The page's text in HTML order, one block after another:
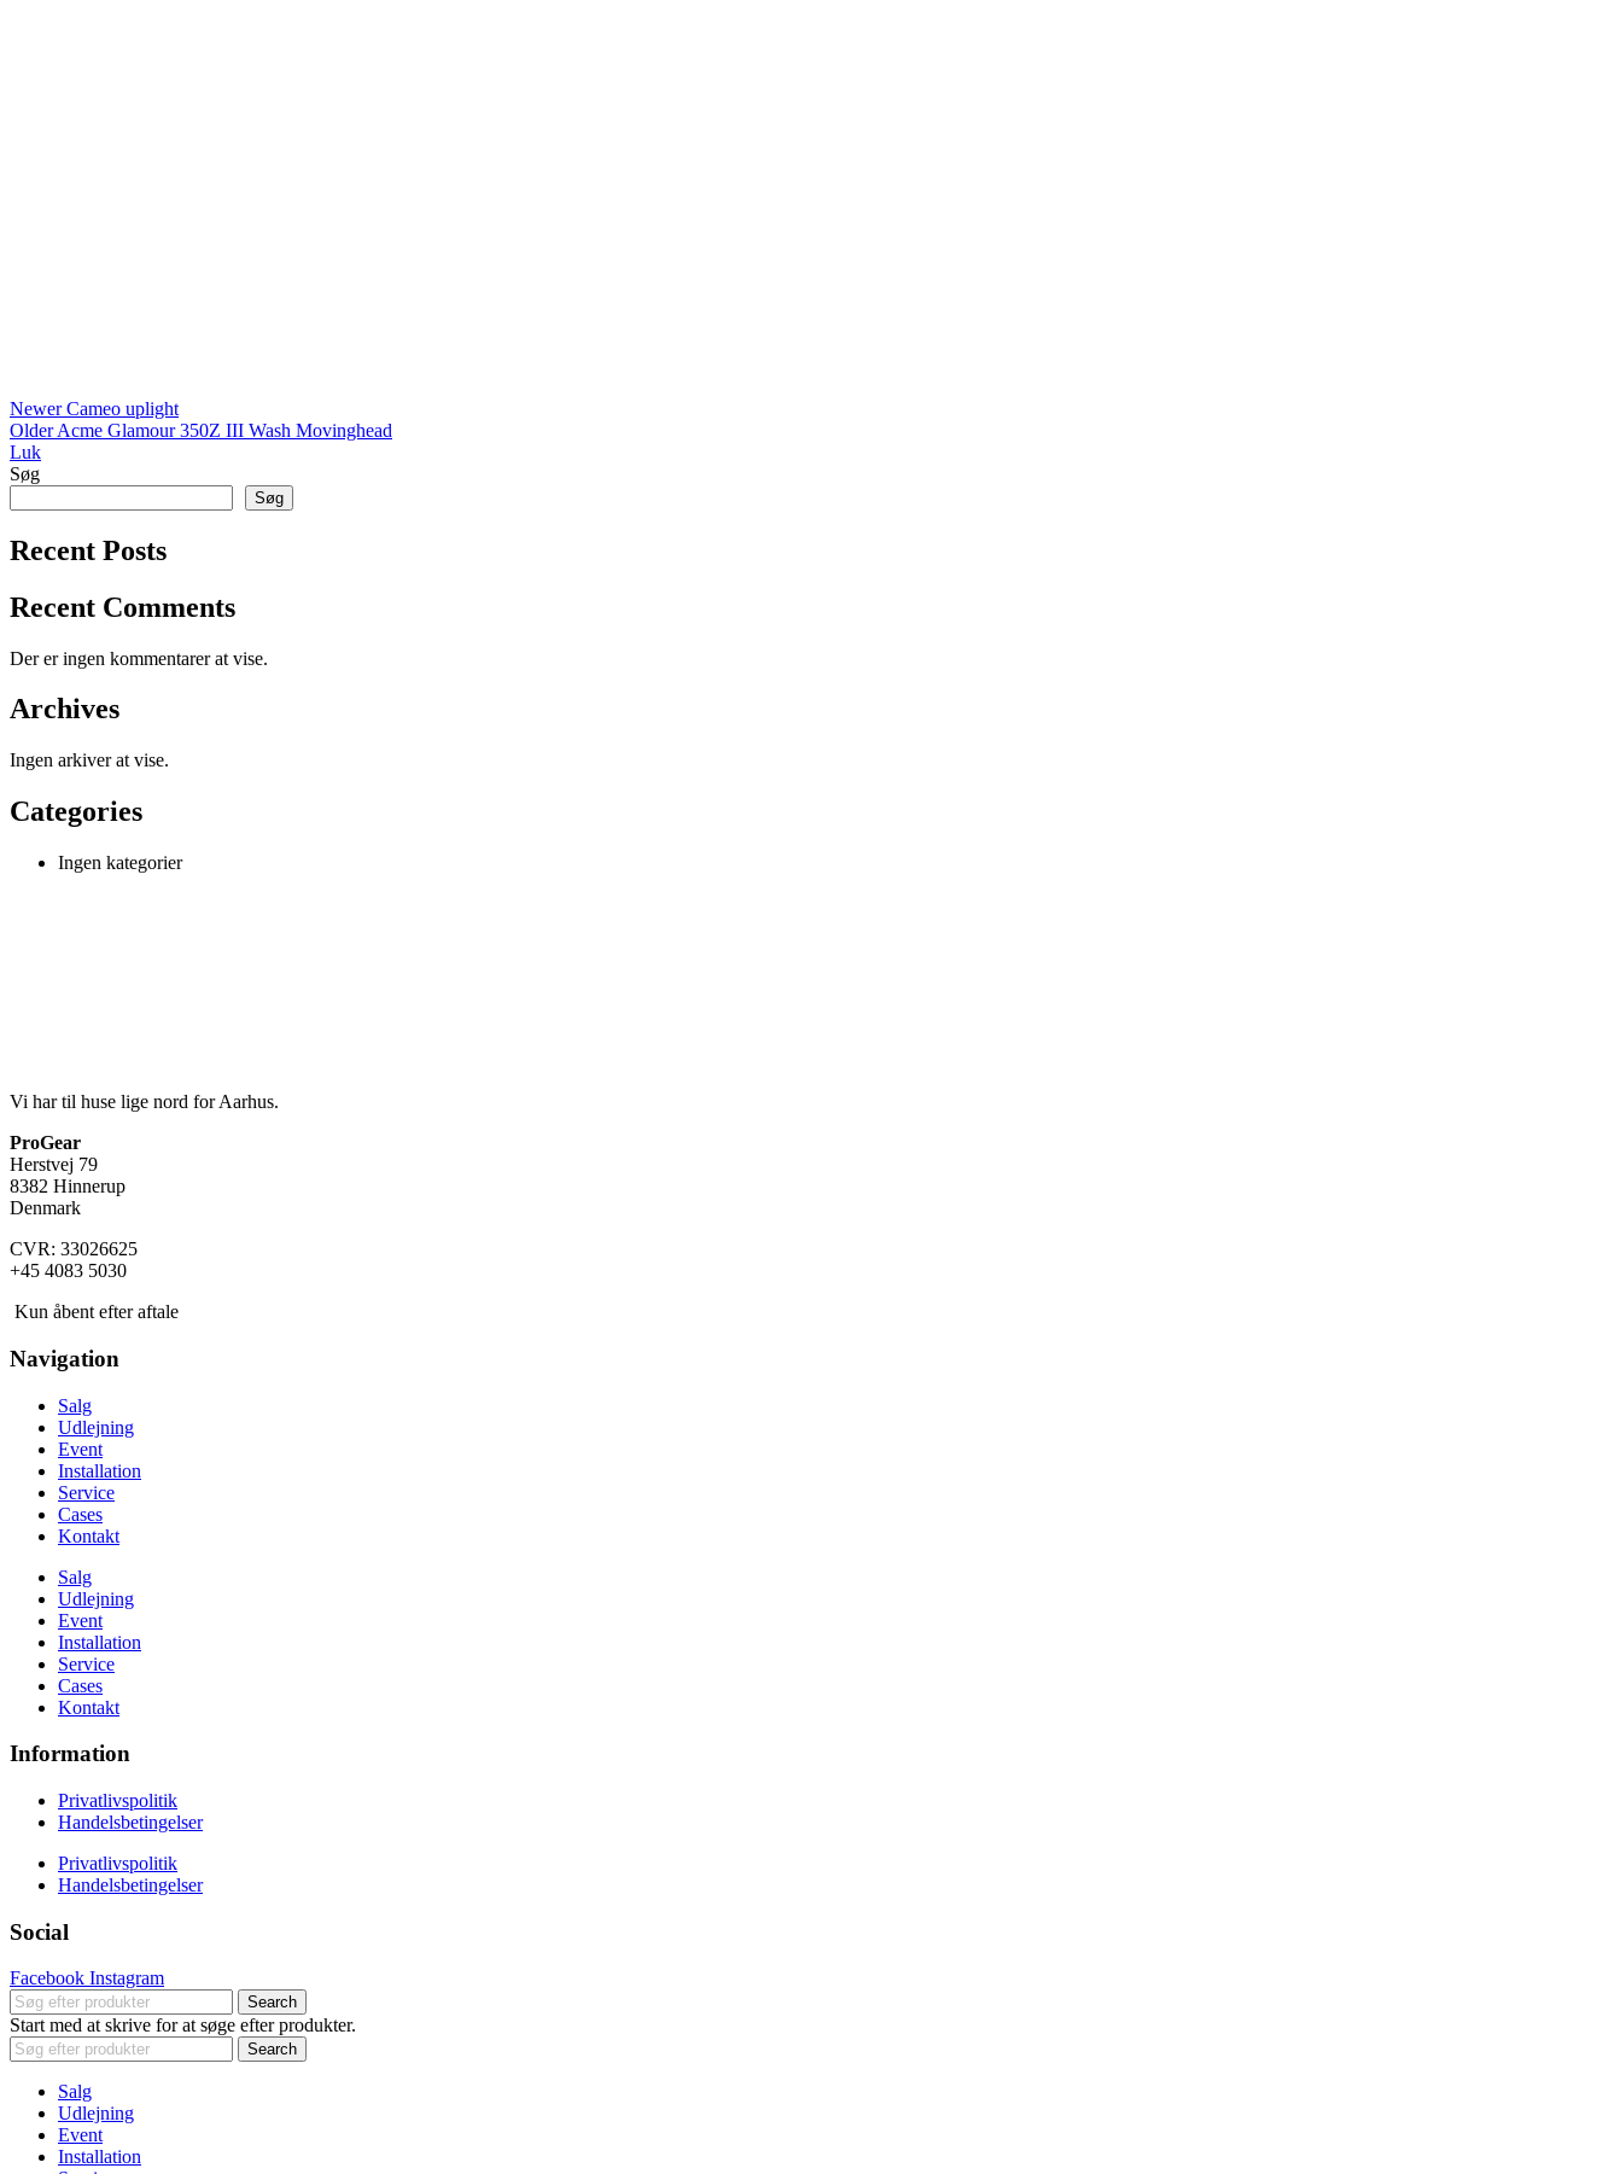
Newer Cameo uplight
Older Acme Glamour 350Z III Wash Movinghead
Luk
Søg
Søg
Recent Posts
Recent Comments
Der er ingen kommentarer at vise.
Archives
Ingen arkiver at vise.
Categories
Ingen kategorier
Vi har til huse lige nord for Aarhus.
ProGear
Herstvej 79
8382 Hinnerup
Denmark
CVR: 33026625
+45 4083 5030
Kun åbent efter aftale
Navigation
Salg
Udlejning
Event
Installation
Service
Cases
Kontakt
Salg
Udlejning
Event
Installation
Service
Cases
Kontakt
Information
Privatlivspolitik
Handelsbetingelser
Privatlivspolitik
Handelsbetingelser
Social
Facebook Instagram
Search
Start med at skrive for at søge efter produkter.
Search
Salg
Udlejning
Event
Installation